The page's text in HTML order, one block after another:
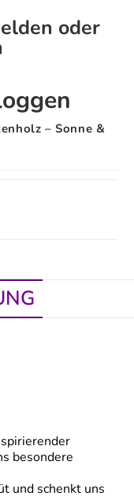
oder
– Sonne &
besondere
und schenkt uns